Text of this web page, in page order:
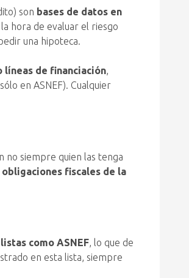
son bases de datos en
hora de evaluar el riesgo
una hipoteca.
de financiación,
en ASNEF). Cualquier
no siempre quien las tenga
fiscales de la
como ASNEF, lo que de
en esta lista, siempre